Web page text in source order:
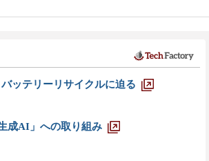
ッテリーリサイクルに迫る
成AI」への取り組み